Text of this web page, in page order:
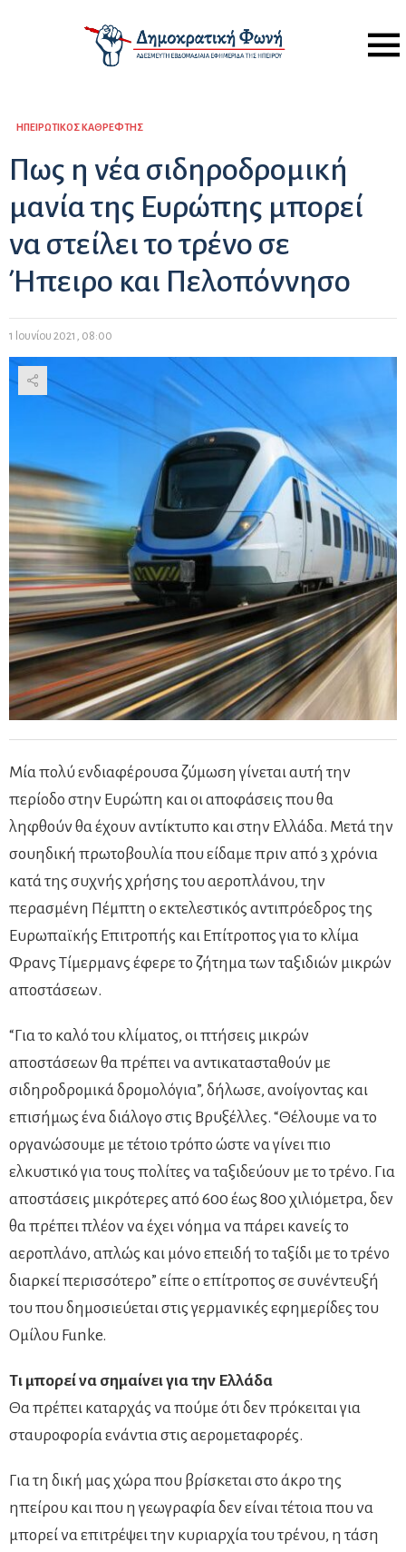
Menu
ΗΠΕΙΡΏΤΙΚΟΣ ΚΑΘΡΈΦΤΗΣ
Πως η νέα σιδηροδρομική
μανία της Ευρώπης μπορεί
να στείλει το τρένο σε
Ήπειρο και Πελοπόννησο
1 Ιουνίου 2021, 08:00
Μία πολύ ενδιαφέρουσα ζύμωση γίνεται αυτή την
περίοδο στην Ευρώπη και οι αποφάσεις που θα
ληφθούν θα έχουν αντίκτυπο και στην Ελλάδα. Μετά την
σουηδική πρωτοβουλία που είδαμε πριν από 3 χρόνια
κατά της συχνής χρήσης του αεροπλάνου, την
περασμένη Πέμπτη ο εκτελεστικός αντιπρόεδρος της
Ευρωπαϊκής Επιτροπής και Επίτροπος για το κλίμα
Φρανς Τίμερμανς έφερε το ζήτημα των ταξιδιών μικρών
αποστάσεων.
“Για το καλό του κλίματος, οι πτήσεις μικρών
αποστάσεων θα πρέπει να αντικατασταθούν με
σιδηροδρομικά δρομολόγια”, δήλωσε, ανοίγοντας και
επισήμως ένα διάλογο στις Βρυξέλλες. “Θέλουμε να το
οργανώσουμε με τέτοιο τρόπο ώστε να γίνει πιο
ελκυστικό για τους πολίτες να ταξιδεύουν με το τρένο. Για
αποστάσεις μικρότερες από 600 έως 800 χιλιόμετρα, δεν
θα πρέπει πλέον να έχει νόημα να πάρει κανείς το
αεροπλάνο, απλώς και μόνο επειδή το ταξίδι με το τρένο
διαρκεί περισσότερο” είπε ο επίτροπος σε συνέντευξή
του που δημοσιεύεται στις γερμανικές εφημερίδες του
Ομίλου Funke.
Τι μπορεί να σημαίνει για την Ελλάδα
Θα πρέπει καταρχάς να πούμε ότι δεν πρόκειται για
σταυροφορία ενάντια στις αερομεταφορές.
Για τη δική μας χώρα που βρίσκεται στο άκρο της
ηπείρου και που η γεωγραφία δεν είναι τέτοια που να
μπορεί να επιτρέψει την κυριαρχία του τρένου, η τάση